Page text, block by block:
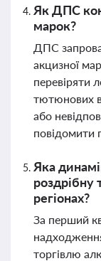
Як ДПС
марок?
ДПС
акцизної
перевіряти
тютюнових
або
повідомити
Яка
роздрібну
регіонах?
За перший
торгівлю